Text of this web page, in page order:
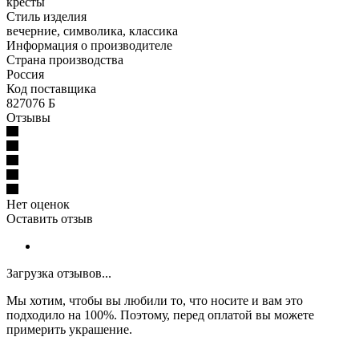
Стиль изделия
вечерние, символика, классика
Информация о производителе
Страна производства
Россия
Код поставщика
827076 Б
Отзывы
Нет оценок
Оставить отзыв
Загрузка отзывов...
Мы хотим, чтобы вы любили то, что носите и вам это
подходило на 100%. Поэтому, перед оплатой вы можете
примерить украшение.